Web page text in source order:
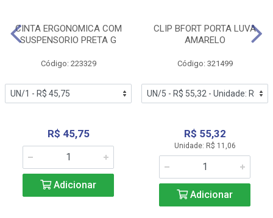
CINTA ERGONOMICA COM
SUSPENSORIO PRETA G
Código: 223329
R$ 45,75
Adicionar
CLIP BFORT PORTA LUVA
AMARELO
Código: 321499
R$ 55,32
Unidade: R$ 11,06
Adicionar